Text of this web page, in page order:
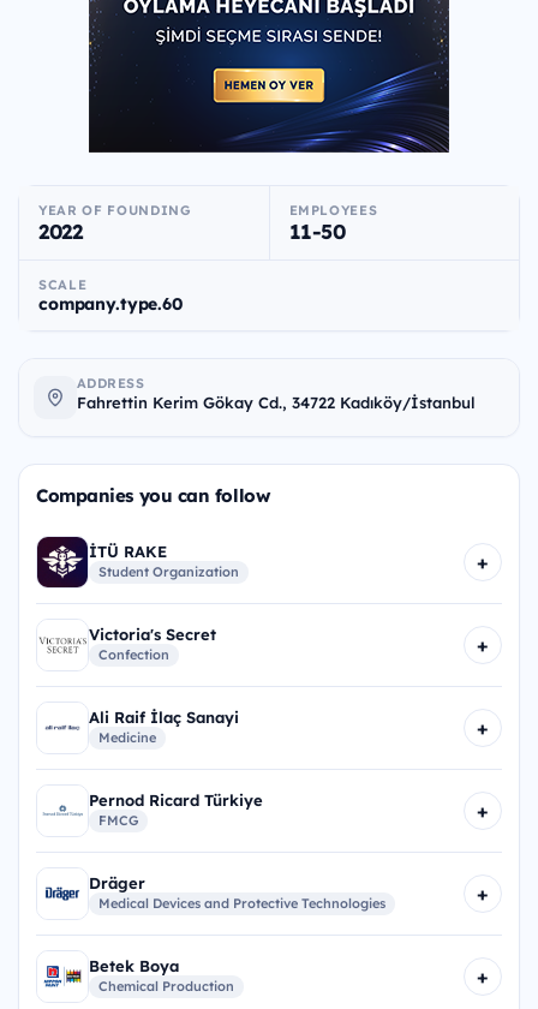
YEAR OF FOUNDING
2022
EMPLOYEES
11-50
SCALE
company.type.60
ADDRESS
Fahrettin Kerim Gökay Cd., 34722 Kadıköy/İstanbul
Companies you can follow
İTÜ RAKE
Student Organization +
Victoria's Secret
Confection +
Ali Raif İlaç Sanayi
Medicine +
Pernod Ricard Türkiye
FMCG +
Dräger
Medical Devices and Protective Technologies +
Betek Boya
Chemical Production +